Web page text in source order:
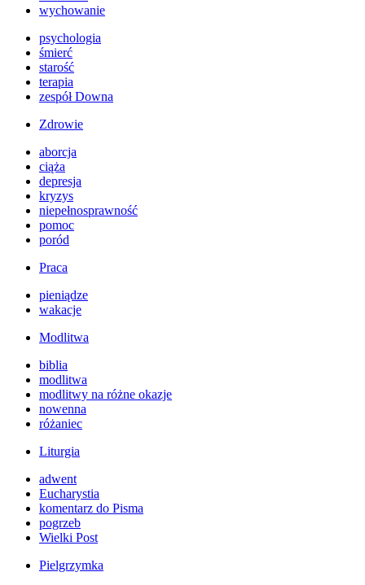
wychowanie
psychologia
śmierć
starość
terapia
zespół Downa
Zdrowie
aborcja
ciąża
depresja
kryzys
niepełnosprawność
pomoc
poród
Praca
pieniądze
wakacje
Modlitwa
biblia
modlitwa
modlitwy na różne okazje
nowenna
różaniec
Liturgia
adwent
Eucharystia
komentarz do Pisma
pogrzeb
Wielki Post
Pielgrzymka